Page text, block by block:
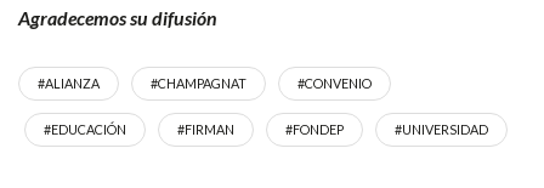
Agradecemos su difusión
#ALIANZA #CHAMPAGNAT #CONVENIO
#EDUCACIÓN #FIRMAN #FONDEP #UNIVERSIDAD